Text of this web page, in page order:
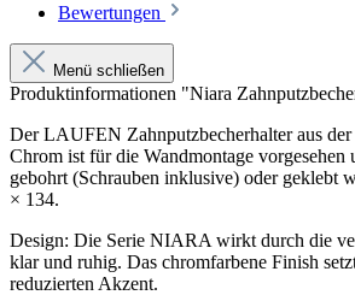
Bewertungen
Menü schließen
Produktinformationen "Niara
Der LAUFEN Zahnputzbecherhalter aus
Chrom ist für die Wandmontage vorgesehen
gebohrt (Schrauben inklusive) oder geklebt
× 134.
Design: Die Serie NIARA wirkt durch die
klar und ruhig. Das chromfarbene Finish
reduzierten Akzent.